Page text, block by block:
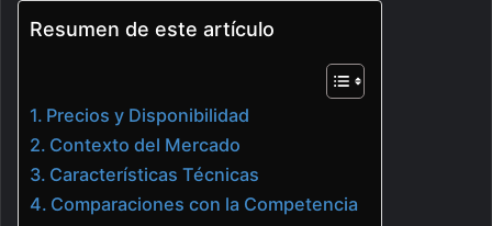
Resumen de este artículo
Precios y Disponibilidad
Contexto del Mercado
Características Técnicas
Comparaciones con la Competencia